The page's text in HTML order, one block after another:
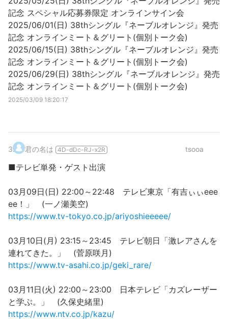
記念 スペシャル応募券限定 オンラインサイン会
2025/06/01(日) 38thシングル『ネーブルオレンジ』発売
記念 オンラインミート＆グリート(個別トーク会)
2025/06/15(日) 38thシングル『ネーブルオレンジ』発売
記念 オンラインミート＆グリート(個別トーク会)
2025/06/29(日) 38thシングル『ネーブルオレンジ』発売
記念 オンラインミート＆グリート(個別トーク会)
2025/03/09 18:20:17
3. 君の名は 4D-dDc-RJ-x2R tsooa
■テレビ単発・ゲスト出演
03月09日(日) 22:00～22:48 テレビ東京「有吉ぃぃeee
ee！」 (一ノ瀬美空)
https://www.tv-tokyo.co.jp/ariyoshieeeee/
03月10日(月) 23:15～23:45 テレビ朝日「激レアさんを
連れてきた。」 (菅原咲月)
https://www.tv-asahi.co.jp/geki_rare/
03月11日(火) 22:00～23:00 日本テレビ「カズレーザー
と学ぶ。」 (久保史緒里)
https://www.ntv.co.jp/kazu/